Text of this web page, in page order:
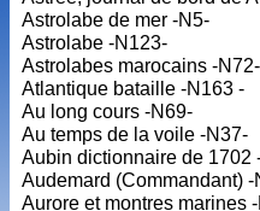
Astrolabe de mer -N5-
Astrolabe -N123-
Astrolabes marocains -N72-
Atlantique bataille -N163 -
Au long cours -N69-
Au temps de la voile -N37-
Aubin dictionnaire de 1702
Audemard (Commandant) -
Aurore et montres marines